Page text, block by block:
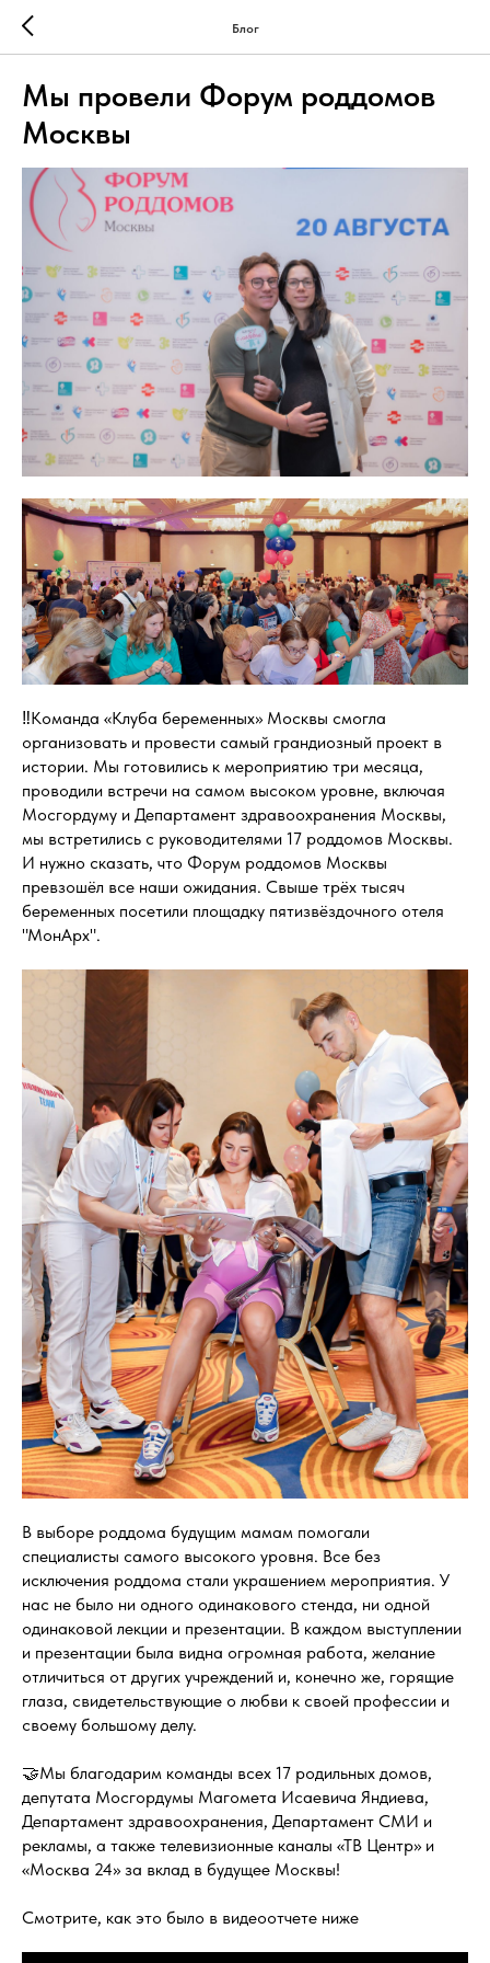
Блог
Мы провели Форум роддомов
Москвы
‼Команда «Клуба беременных» Москвы смогла
организовать и провести самый грандиозный проект в
истории. Мы готовились к мероприятию три месяца,
проводили встречи на самом высоком уровне, включая
Мосгордуму и Департамент здравоохранения Москвы,
мы встретились с руководителями 17 роддомов Москвы.
И нужно сказать, что Форум роддомов Москвы
превзошёл все наши ожидания. Свыше трёх тысяч
беременных посетили площадку пятизвёздочного отеля
"МонАрх".
В выборе роддома будущим мамам помогали
специалисты самого высокого уровня. Все без
исключения роддома стали украшением мероприятия. У
нас не было ни одного одинакового стенда, ни одной
одинаковой лекции и презентации. В каждом выступлении
и презентации была видна огромная работа, желание
отличиться от других учреждений и, конечно же, горящие
глаза, свидетельствующие о любви к своей профессии и
своему большому делу.
🤝Мы благодарим команды всех 17 родильных домов,
депутата Мосгордумы Магомета Исаевича Яндиева,
Департамент здравоохранения, Департамент СМИ и
рекламы, а также телевизионные каналы «ТВ Центр» и
«Москва 24» за вклад в будущее Москвы!
Смотрите, как это было в видеоотчете ниже